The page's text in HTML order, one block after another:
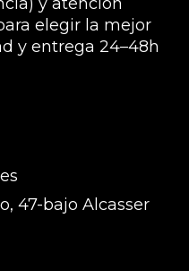
elegir la mejor
y entrega 24–48h
47-bajo Alcasser